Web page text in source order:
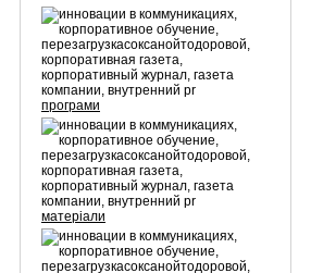
програми
матеріали